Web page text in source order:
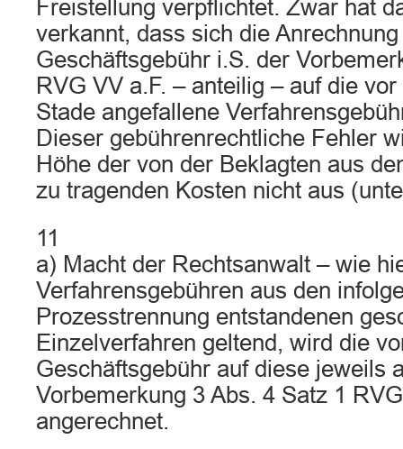
Freistellung verpflichtet. Zwar hat
verkannt, dass sich die
Geschäftsgebühr i.S. der
RVG VV a.F. – anteilig – auf die
Stade angefallene
Dieser gebührenrechtliche Fehler
Höhe der von der Beklagten aus
zu tragenden Kosten nicht aus
11
a) Macht der Rechtsanwalt – wie
Verfahrensgebühren aus den
Prozesstrennung entstandenen
Einzelverfahren geltend, wird die
Geschäftsgebühr auf diese jeweils
Vorbemerkung 3 Abs. 4 Satz 1
angerechnet.